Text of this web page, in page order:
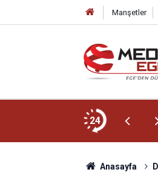
Manşetler
24
Anasayfa